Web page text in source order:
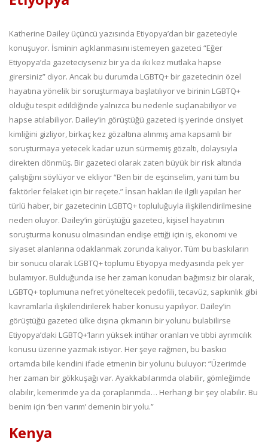
Katherine Dailey üçüncü yazısında Etiyopya’dan bir gazeteciyle
konuşuyor. İsminin açıklanmasını istemeyen gazeteci “Eğer
Etiyopya’da gazeteciyseniz bir ya da iki kez mutlaka hapse
girersiniz” diyor. Ancak bu durumda LGBTQ+ bir gazetecinin özel
hayatına yönelik bir soruşturmaya başlatılıyor ve birinin LGBTQ+
olduğu tespit edildiğinde yalnızca bu nedenle suçlanabiliyor ve
hapse atılabiliyor. Dailey’in görüştüğü gazeteci iş yerinde cinsiyet
kimliğini gizliyor, birkaç kez gözaltına alınmış ama kapsamlı bir
soruşturmaya yetecek kadar uzun sürmemiş gözaltı, dolaysıyla
direkten dönmüş. Bir gazeteci olarak zaten büyük bir risk altında
çalıştığını söylüyor ve ekliyor “Ben bir de eşcinselim, yani tüm bu
faktörler felaket için bir reçete.” İnsan hakları ile ilgili yapılan her
türlü haber, bir gazetecinin LGBTQ+ topluluğuyla ilişkilendirilmesine
neden oluyor. Dailey’in görüştüğü gazeteci, kişisel hayatının
soruşturma konusu olmasından endişe ettiği için iş, ekonomi ve
siyaset alanlarına odaklanmak zorunda kalıyor. Tüm bu baskıların
bir sonucu olarak LGBTQ+ toplumu Etiyopya medyasında pek yer
bulamıyor. Bulduğunda ise her zaman konudan bağımsız bir olarak,
LGBTQ+ toplumuna nefret yöneltecek pedofili, tecavüz, sapkınlık gibi
kavramlarla ilişkilendirilerek haber konusu yapılıyor. Dailey’in
görüştüğü gazeteci ülke dışına çıkmanın bir yolunu bulabilirse
Etiyopya’daki LGBTQ+’ların yüksek intihar oranları ve tıbbi ayrımcılık
konusu üzerine yazmak istiyor. Her şeye rağmen, bu baskıcı
ortamda bile kendini ifade etmenin bir yolunu buluyor: “Üzerimde
her zaman bir gökkuşağı var. Ayakkabılarımda olabilir, gömleğimde
olabilir, kemerimde ya da çoraplarımda… Herhangi bir şey olabilir. Bu
benim için ‘ben varım’ demenin bir yolu.”
Kenya